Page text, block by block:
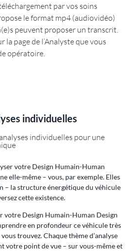
par vos soins
le format mp4 (audiovidéo)
peuvent proposer un transcrit.
la page de l’Analyste que vous
opératoire.
individuelles
individuelles pour une
votre Design Humain-Human
elle-même – vous, par exemple. Elles
– la structure énergétique du véhicule
cette existence.
votre Design Humain-Human Design
en profondeur ce véhicule très
trouvez. Chaque thème d’analyse
votre point de vue – sur vous-même et